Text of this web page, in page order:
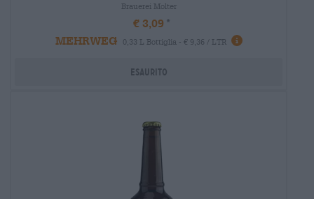
Brauerei Molter
€ 3,09
MEHRWEG
0,33 L Bottiglia - € 9,36 / LTR
Esaurito